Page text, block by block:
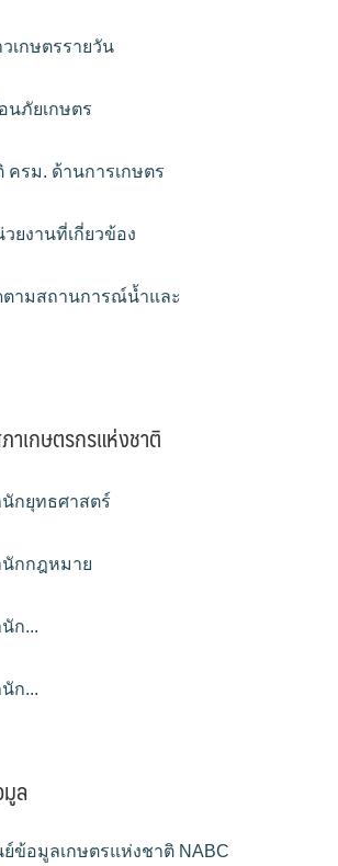
เกษตรรายวัน
นภัยเกษตร
ครม. ด้านการเกษตร
ยงานที่เกี่ยวข้อง
ตามสถานการณ์น้ำและ
าเกษตรกรแห่งชาติ
นักยุทธศาสตร์
นักกฎหมาย
ก...
ก...
ล
ข้อมูลเกษตรแห่งชาติ NABC